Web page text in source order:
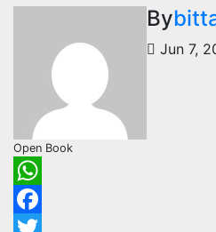
By
Jun 7,
Open Book
WhatsApp
Facebook